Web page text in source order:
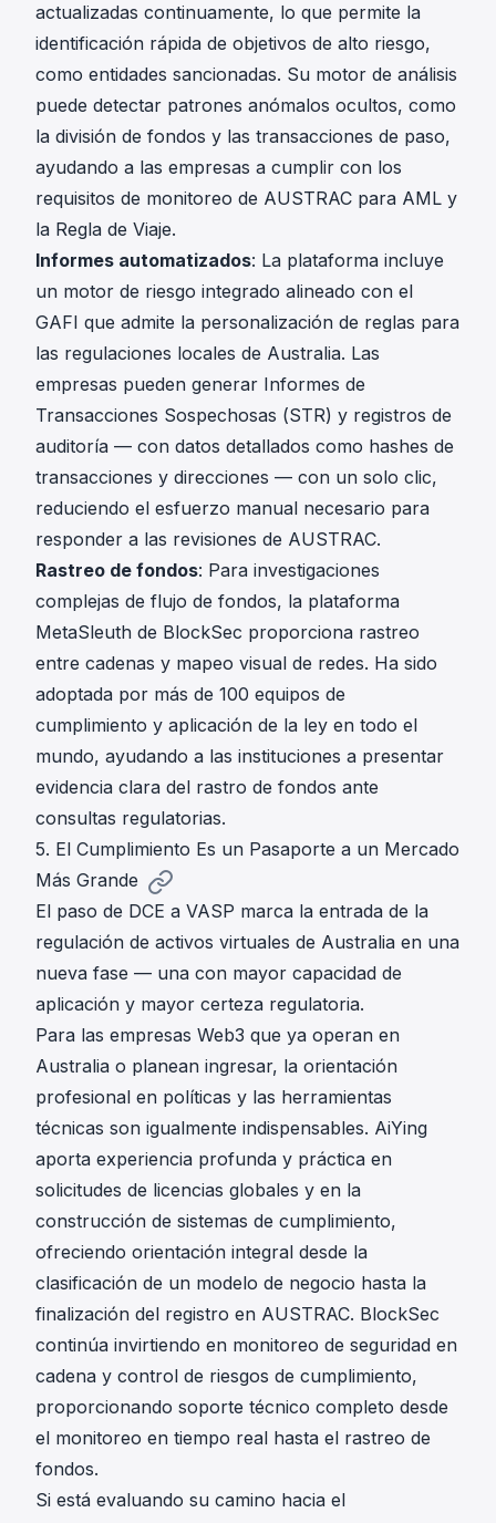
actualizadas continuamente, lo que permite la
identificación rápida de objetivos de alto riesgo,
como entidades sancionadas. Su motor de análisis
puede detectar patrones anómalos ocultos, como
la división de fondos y las transacciones de paso,
ayudando a las empresas a cumplir con los
requisitos de monitoreo de AUSTRAC para AML y
la Regla de Viaje.
Informes automatizados: La plataforma incluye
un motor de riesgo integrado alineado con el
GAFI que admite la personalización de reglas para
las regulaciones locales de Australia. Las
empresas pueden generar Informes de
Transacciones Sospechosas (STR) y registros de
auditoría — con datos detallados como hashes de
transacciones y direcciones — con un solo clic,
reduciendo el esfuerzo manual necesario para
responder a las revisiones de AUSTRAC.
Rastreo de fondos: Para investigaciones
complejas de flujo de fondos, la plataforma
MetaSleuth de BlockSec proporciona rastreo
entre cadenas y mapeo visual de redes. Ha sido
adoptada por más de 100 equipos de
cumplimiento y aplicación de la ley en todo el
mundo, ayudando a las instituciones a presentar
evidencia clara del rastro de fondos ante
consultas regulatorias.
5. El Cumplimiento Es un Pasaporte a un Mercado
Más Grande
El paso de DCE a VASP marca la entrada de la
regulación de activos virtuales de Australia en una
nueva fase — una con mayor capacidad de
aplicación y mayor certeza regulatoria.
Para las empresas Web3 que ya operan en
Australia o planean ingresar, la orientación
profesional en políticas y las herramientas
técnicas son igualmente indispensables. AiYing
aporta experiencia profunda y práctica en
solicitudes de licencias globales y en la
construcción de sistemas de cumplimiento,
ofreciendo orientación integral desde la
clasificación de un modelo de negocio hasta la
finalización del registro en AUSTRAC. BlockSec
continúa invirtiendo en monitoreo de seguridad en
cadena y control de riesgos de cumplimiento,
proporcionando soporte técnico completo desde
el monitoreo en tiempo real hasta el rastreo de
fondos.
Si está evaluando su camino hacia el